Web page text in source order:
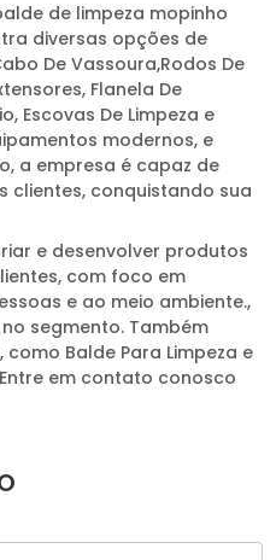
de limpeza mopinho
diversas opções de
De Vassoura,Rodos De
Flanela De
Escovas De Limpeza e
modernos, e
a empresa é capaz de
clientes, conquistando sua
e desenvolver produtos
com foco em
e ao meio ambiente.,
segmento. Também
Balde Para Limpeza e
em contato conosco